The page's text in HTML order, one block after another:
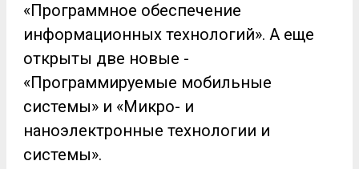
«Программное обеспечение
информационных технологий». А еще
открыты две новые -
«Программируемые мобильные
системы» и «Микро- и
наноэлектронные технологии и
системы».